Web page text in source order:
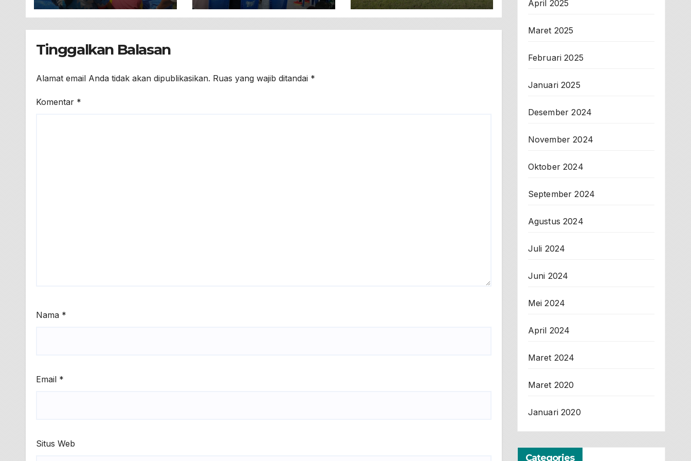
Terdampak
Kekeringan
Darah
Sistem Blok
Tinggalkan Balasan
Alamat email Anda tidak akan dipublikasikan. Ruas yang wajib ditandai *
Komentar *
Nama *
Email *
Situs Web
April 2025
Maret 2025
Februari 2025
Januari 2025
Desember 2024
November 2024
Oktober 2024
September 2024
Agustus 2024
Juli 2024
Juni 2024
Mei 2024
April 2024
Maret 2024
Maret 2020
Januari 2020
Categories